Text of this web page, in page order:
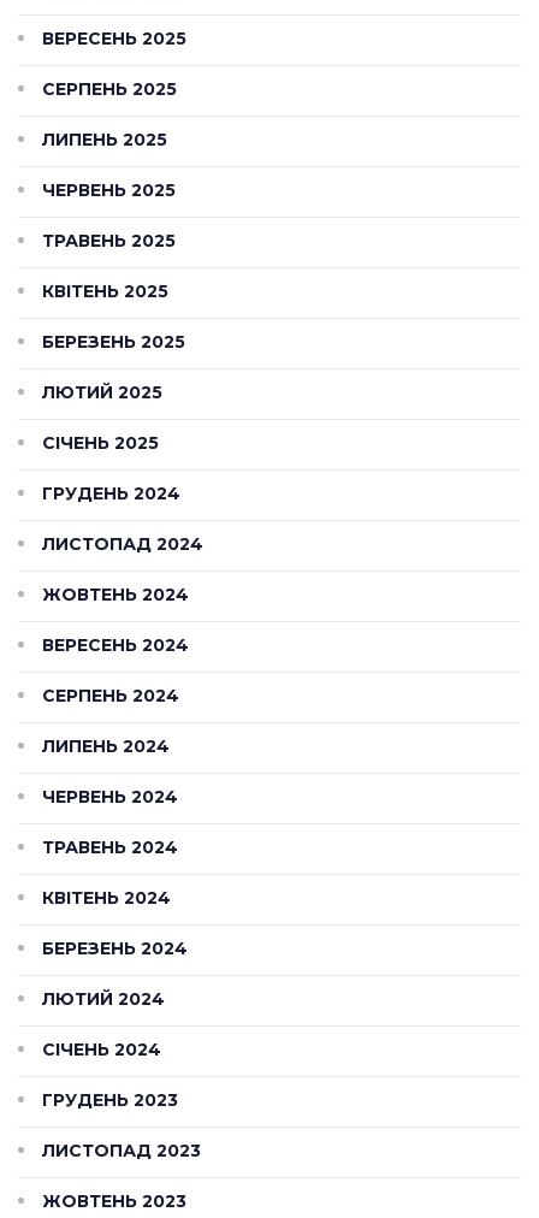
ВЕРЕСЕНЬ 2025
СЕРПЕНЬ 2025
ЛИПЕНЬ 2025
ЧЕРВЕНЬ 2025
ТРАВЕНЬ 2025
КВІТЕНЬ 2025
БЕРЕЗЕНЬ 2025
ЛЮТИЙ 2025
СІЧЕНЬ 2025
ГРУДЕНЬ 2024
ЛИСТОПАД 2024
ЖОВТЕНЬ 2024
ВЕРЕСЕНЬ 2024
СЕРПЕНЬ 2024
ЛИПЕНЬ 2024
ЧЕРВЕНЬ 2024
ТРАВЕНЬ 2024
КВІТЕНЬ 2024
БЕРЕЗЕНЬ 2024
ЛЮТИЙ 2024
СІЧЕНЬ 2024
ГРУДЕНЬ 2023
ЛИСТОПАД 2023
ЖОВТЕНЬ 2023